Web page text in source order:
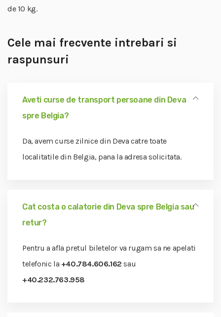
de 10 kg.
Cele mai frecvente intrebari si
raspunsuri
Aveti curse de transport persoane din Deva
spre Belgia?
Da, avem curse zilnice din Deva catre toate
localitatile din Belgia, pana la adresa solicitata.
Cat costa o calatorie din Deva spre Belgia sau
retur?
Pentru a afla pretul biletelor va rugam sa ne apelati
telefonic la +40.784.606.162 sau
+40.232.763.958